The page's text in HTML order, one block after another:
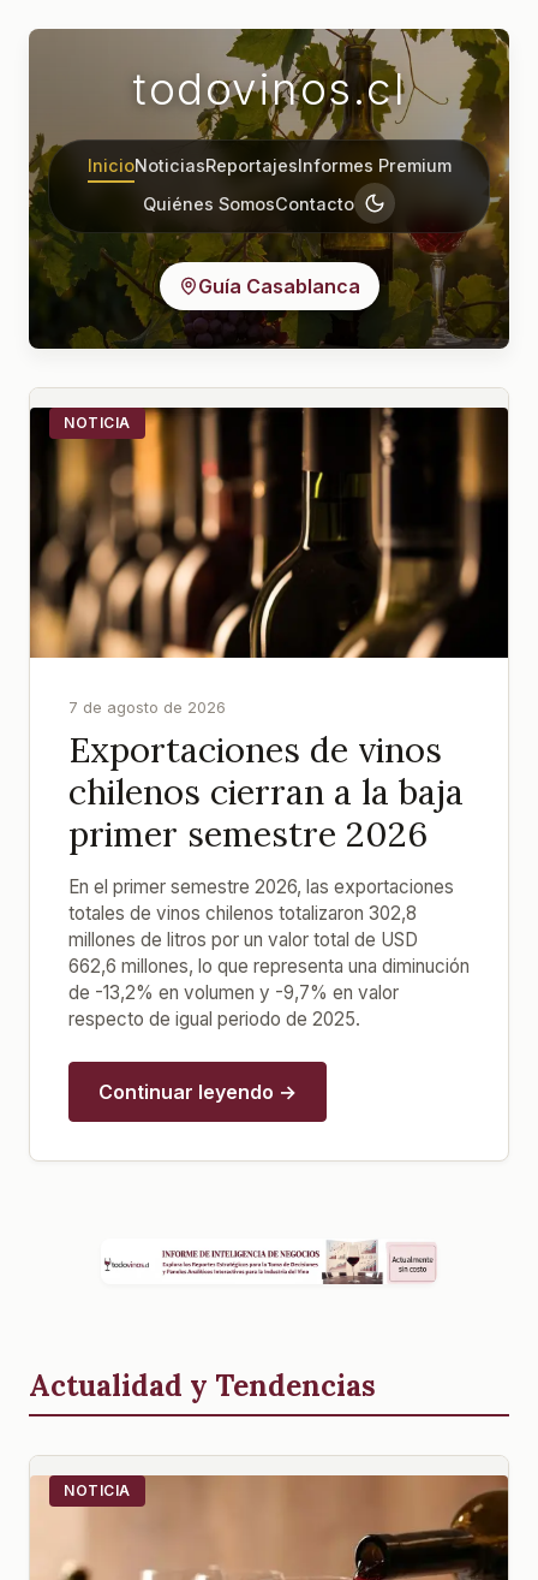
todovinos.cl
InicioNoticiasReportajesInformes Premium
Quiénes SomosContacto
Guía Casablanca
NOTICIA
7 de agosto de 2026
Exportaciones de vinos
chilenos cierran a la baja
primer semestre 2026
En el primer semestre 2026, las exportaciones
totales de vinos chilenos totalizaron 302,8
millones de litros por un valor total de USD
662,6 millones, lo que representa una diminución
de -13,2% en volumen y -9,7% en valor
respecto de igual periodo de 2025.
Continuar leyendo →
Actualidad y Tendencias
NOTICIA